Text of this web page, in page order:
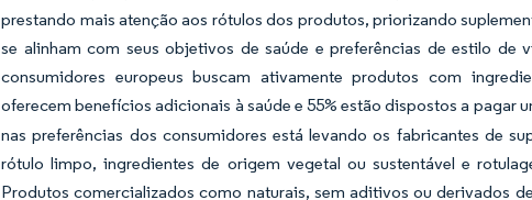
prestando mais atenção aos rótulos dos produtos, priorizando
se alinham com seus objetivos de saúde e preferências de estilo
consumidores europeus buscam ativamente produtos com
oferecem benefícios adicionais à saúde e 55% estão dispostos a pagar
nas preferências dos consumidores está levando os fabricantes de
rótulo limpo, ingredientes de origem vegetal ou sustentável e
Produtos comercializados como naturais, sem aditivos ou derivados